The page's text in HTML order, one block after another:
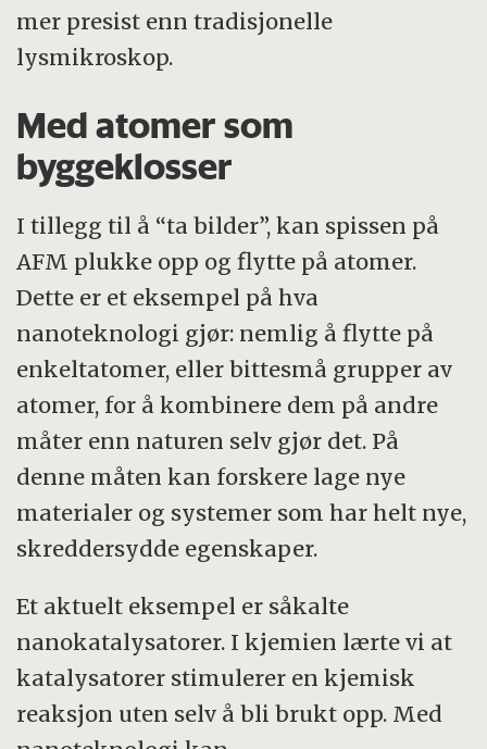
mer presist enn tradisjonelle
lysmikroskop.
Med atomer som
byggeklosser
I tillegg til å “ta bilder”, kan spissen på
AFM plukke opp og flytte på atomer.
Dette er et eksempel på hva
nanoteknologi gjør: nemlig å flytte på
enkeltatomer, eller bittesmå grupper av
atomer, for å kombinere dem på andre
måter enn naturen selv gjør det. På
denne måten kan forskere lage nye
materialer og systemer som har helt nye,
skreddersydde egenskaper.
Et aktuelt eksempel er såkalte
nanokatalysatorer. I kjemien lærte vi at
katalysatorer stimulerer en kjemisk
reaksjon uten selv å bli brukt opp. Med